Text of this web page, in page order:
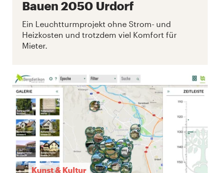
Bauen 2050 Urdorf
Ein Leuchtturmprojekt ohne Strom- und
Heizkosten und trotzdem viel Komfort für
Mieter.
Kunst & Kultur